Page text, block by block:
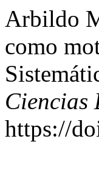
Arbildo
como
Ciencias
https://